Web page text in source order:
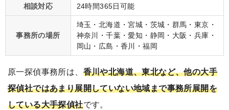
相談対応 24時間365日可能
事務所の場所
埼玉・北海道・宮城・茨城・群馬・東京・
神奈川・千葉・愛知・静岡・大阪・兵庫・
岡山・広島・香川・福岡
原一探偵事務所は、 香川や北海道、東北など、他の大手
探偵社ではあまり展開していない地域まで事務所展開を
している大手探偵社です。